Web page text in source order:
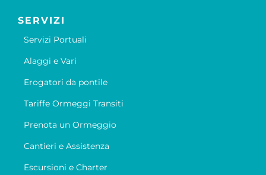
SERVIZI
Servizi Portuali
Alaggi e Vari
Erogatori da pontile
Tariffe Ormeggi Transiti
Prenota un Ormeggio
Cantieri e Assistenza
Escursioni e Charter